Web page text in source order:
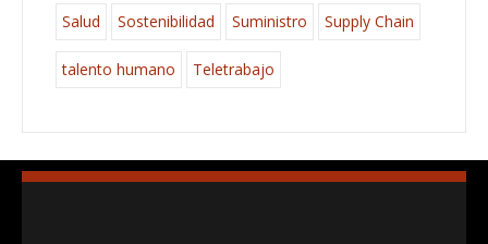
Salud Sostenibilidad Suministro Supply Chain
talento humano Teletrabajo